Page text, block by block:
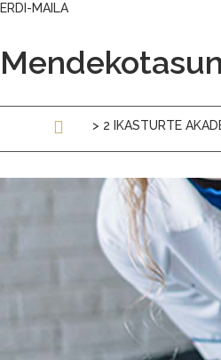
ERDI-MAILA
> 2 IKASTURTE